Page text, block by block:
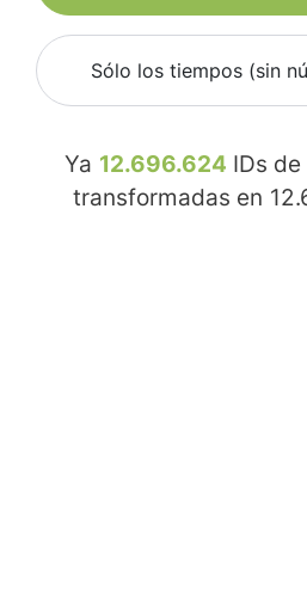
Sólo los tiempos (sin
Ya 12.696.624 IDs
transformadas en